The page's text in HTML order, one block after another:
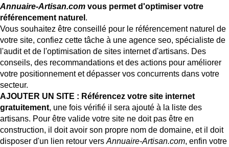
Annuaire-Artisan.com vous permet d'optimiser votre
référencement naturel .
Vous souhaitez être conseillé pour le référencement naturel de
votre site, confiez cette tâche à une agence seo, spécialiste de
l'audit et de l'optimisation de sites internet d'artisans. Des
conseils, des recommandations et des actions pour améliorer
votre positionnement et dépasser vos concurrents dans votre
secteur.
AJOUTER UN SITE : Référencez votre site internet
gratuitement, une fois vérifié il sera ajouté à la liste des
artisans. Pour être valide votre site ne doit pas être en
construction, il doit avoir son propre nom de domaine, et il doit
disposer d'un lien retour vers Annuaire-Artisan.com, enfin votre